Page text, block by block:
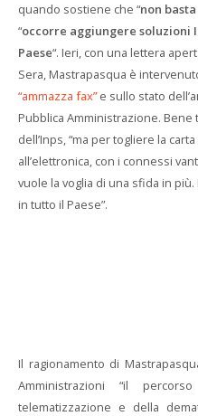
quando sostiene che “non
“occorre aggiungere soluzioni
Paese“. Ieri, con una lettera
Sera, Mastrapasqua è
“ammazza fax”e sullo stato
Pubblica Amministrazione.
dell’Inps, “ma per togliere la
all’elettronica, con i connessi
vuole la voglia di una sfida in
in tutto il Paese”.
Il ragionamento di
Amministrazioni “il
telematizzazione e della